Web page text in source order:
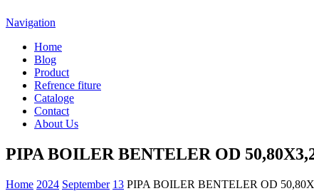
Navigation
Home
Blog
Product
Refrence fiture
Cataloge
Contact
About Us
PIPA BOILER BENTELER OD
Home 2024 September 13 PIPA BOILER BENTELER OD